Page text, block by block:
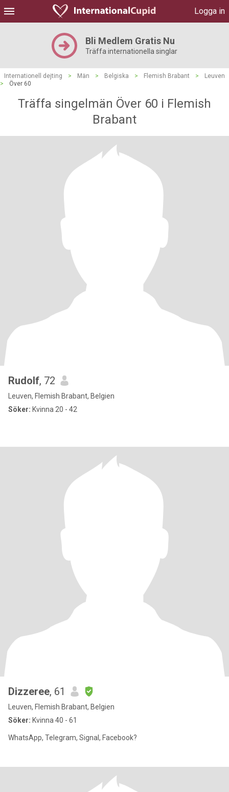
Logga in
Bli Medlem Gratis Nu
Träffa internationella singlar
Internationell dejting > Män > Belgiska > Flemish Brabant >
Leuven
>
Över 60
Träffa singelmän Över 60 i Flemish
Brabant
Rudolf, 72
Leuven, Flemish Brabant, Belgien
Söker: Kvinna 20 - 42
Dizzeree, 61
Leuven, Flemish Brabant, Belgien
Söker: Kvinna 40 - 61
WhatsApp, Telegram, Signal, Facebook?